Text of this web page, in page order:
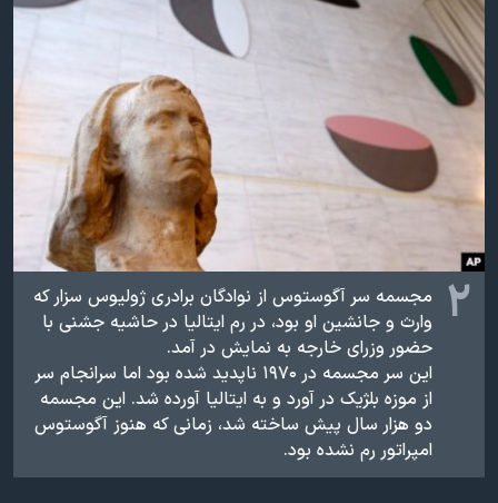
نرگس محمدی برنده جایزه نوبل صلح
همایش محافظه‌کاران آمریکا «سی‌پک»
صفحه‌های ویژه
سفر پرزیدنت ترامپ به چین
۲
مجسمه سر آگوستوس از نوادگان برادری ژولیوس سزار که
وارث و جانشین او بود، در رم ایتالیا در حاشیه جشنی با
حضور وزرای خارجه به نمایش در آمد.
این سر مجسمه در ۱۹۷۰ ناپدید شده بود اما سرانجام سر
از موزه بلژیک در آورد و به ایتالیا آورده شد. این مجسمه
دو هزار سال پیش ساخته شد، زمانی که هنوز آگوستوس
امپراتور رم نشده بود.